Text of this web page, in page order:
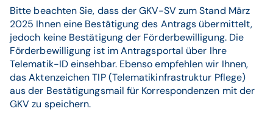
Bitte beachten Sie, dass der GKV-SV zum Stand März
2025 Ihnen eine Bestätigung des Antrags übermittelt,
jedoch keine Bestätigung der Förderbewilligung. Die
Förderbewilligung ist im Antragsportal über Ihre
Telematik-ID einsehbar. Ebenso empfehlen wir Ihnen,
das Aktenzeichen TIP (Telematikinfrastruktur Pflege)
aus der Bestätigungsmail für Korrespondenzen mit der
GKV zu speichern.